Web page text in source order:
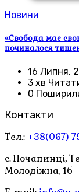
Новини
«Свобода має
починалося
16 Липня,
3 хв
0
Контакти
Тел.: +38(067)
с. Почапинці,
Молодіжна, 1б